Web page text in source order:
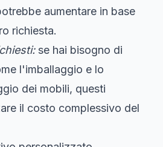
aumentare in base
richiesta.
se hai bisogno di
l'imballaggio e lo
dei mobili, questi
il costo complessivo del